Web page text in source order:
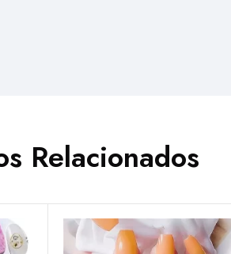
Relacionados